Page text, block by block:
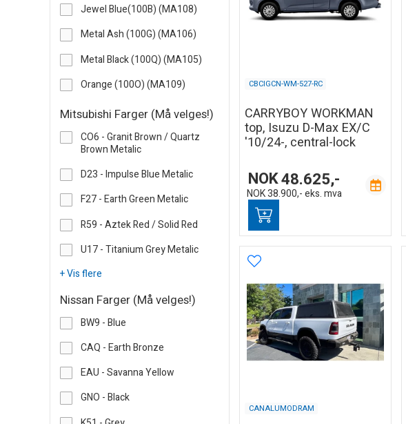
Jewel Blue(100B) (MA108)
Metal Ash (100G) (MA106)
Metal Black (100Q) (MA105)
Orange (100O) (MA109)
Mitsubishi Farger (Må velges!)
CO6 - Granit Brown / Quartz
Brown Metalic
D23 - Impulse Blue Metalic
F27 - Earth Green Metalic
R59 - Aztek Red / Solid Red
U17 - Titanium Grey Metalic
+ Vis flere
Nissan Farger (Må velges!)
BW9 - Blue
CAQ - Earth Bronze
EAU - Savanna Yellow
GNO - Black
CBCIGCN-WM-527-RC
CARRYBOY WORKMAN
top, Isuzu D-Max EX/C
'10/24-, central-lock
NOK48.625,-
NOK38.900,-eks. mva
CANALUMODRAM